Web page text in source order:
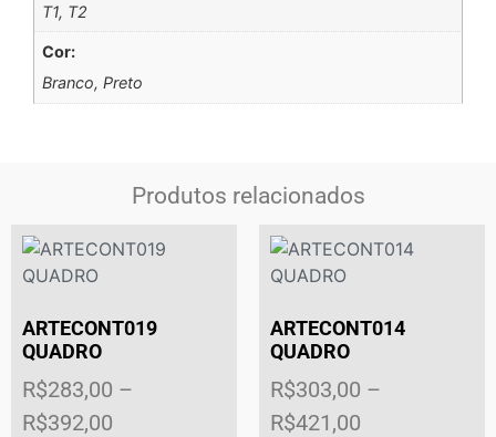
T1, T2
Cor:
Branco, Preto
Produtos relacionados
ARTECONT019
QUADRO
R$283,00 –
R$392,00
ARTECONT014
QUADRO
R$303,00 –
R$421,00